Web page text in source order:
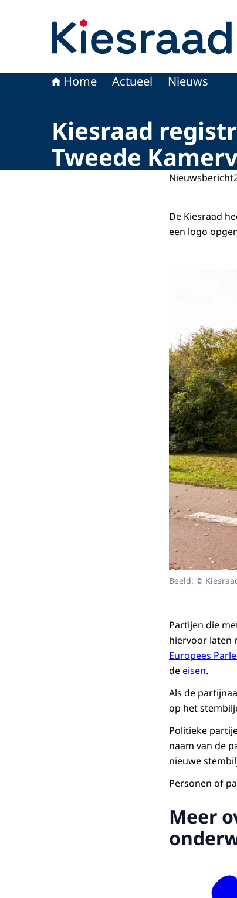
Home Actueel Nieuws
Kiesraad
Tweede
Nieuwsbericht
De Kiesraad
een logo
Beeld: ©
Partijen die
hiervoor laten
Europees
deeisen.
Als de
op het
Politieke
naam van de
nieuwe
Personen of
Meer